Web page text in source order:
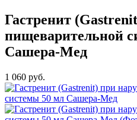
Гастренит
пищеварительной
Сашера-Мед
1 060 руб.